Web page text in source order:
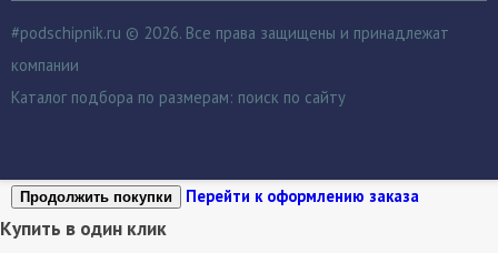
#podschipnik.ru © 2026. Все права защищены и принадлежат
компании
Каталог подбора по размерам: поиск по сайту
Продолжить покупки Перейти к оформлению заказа
Купить в один клик